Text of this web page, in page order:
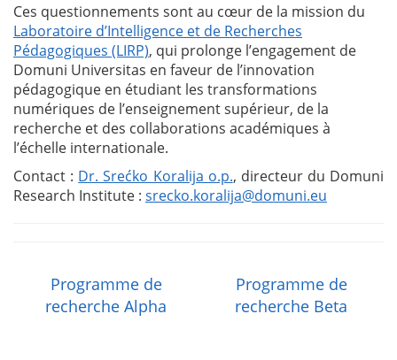
Ces questionnements sont au cœur de la mission du
Laboratoire d’Intelligence et de Recherches
Pédagogiques (LIRP), qui prolonge l’engagement de
Domuni Universitas en faveur de l’innovation
pédagogique en étudiant les transformations
numériques de l’enseignement supérieur, de la
recherche et des collaborations académiques à
l’échelle internationale.
Contact : Dr. Srećko Koralija o.p., directeur du Domuni
Research Institute : srecko.koralija@domuni.eu
Programme de
recherche Alpha
Programme de
recherche Beta